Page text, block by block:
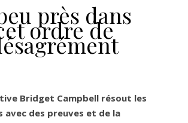
près dans
ordre de
Bridget Campbell résout les
avec des preuves et de la